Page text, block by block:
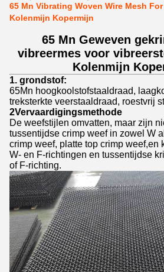
65 Mn Vibrating Woven Wire Mesh
Kolenmijn Kopermijn
65 Mn Geweven
vibreermes voor
Kolenmijn
1. grondstof:
65Mn hoogkoolstofstaaldraad,
treksterkte veerstaaldraad, roestvrij
2Vervaardigingsmethode
De weefstijlen omvatten, maar zijn
tussentijdse crimp weef in zowel W
crimp weef, platte top crimp weef,en
W- en F-richtingen en tussentijdse
of F-richting.